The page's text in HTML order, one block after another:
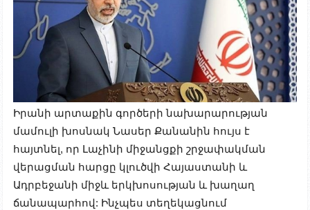
Իրանի արտաքին գործերի նախարարության
մամուլի խոսնակ Նասեր Քանանին հույս է
հայտնել, որ Լաչինի միջանցքի շրջափակման
վերացման հարցը կլուծվի Հայաստանի և
Ադրբեջանի միջև երկխոսության և խաղաղ
ճանապարհով: Ինչպես տեղեկացնում